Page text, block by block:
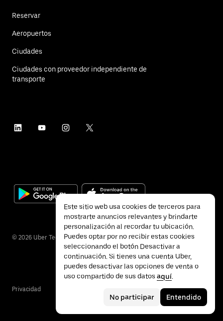
Reservar
Aeropuertos
Ciudades
Ciudades con proveedor independiente de
transporte
© 2026 Uber Technologies Inc.
Privacidad
Este sitio web usa cookies de terceros para
mostrarte anuncios relevantes y brindarte
personalización al recordar tu ubicación.
Puedes optar por no recibir estas cookies
seleccionando el botón Desactivar a
continuación. Si tienes una cuenta Uber,
puedes desactivar las opciones de venta o
uso compartido de sus datos aquí.
No participar Entendido